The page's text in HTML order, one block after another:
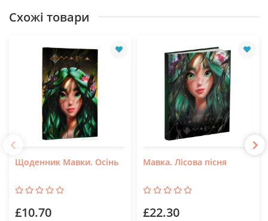
Схожі товари
Щоденник Мавки. Осінь
£10.70
Мавка. Лісова пісня
£22.30